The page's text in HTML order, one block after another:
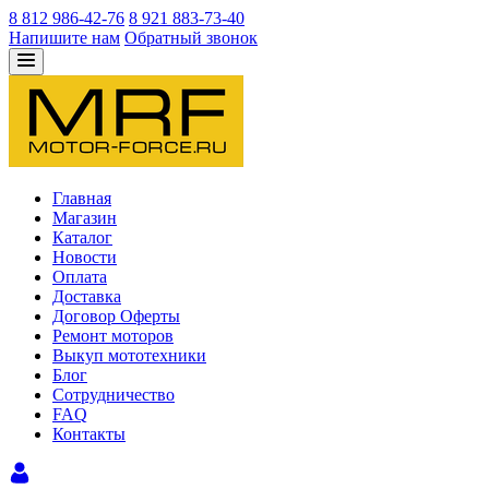
8 812 986-42-76 8 921 883-73-40
Напишите нам Обратный звонок
Главная
Магазин
Каталог
Новости
Оплата
Доставка
Договор Оферты
Ремонт моторов
Выкуп мототехники
Блог
Сотрудничество
FAQ
Контакты